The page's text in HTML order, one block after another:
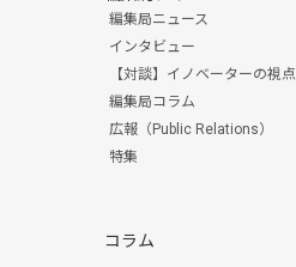
編集局ニュース
インタビュー
【対談】イノベーターの視点
編集局コラム
広報（Public Relations）
特集
コラム